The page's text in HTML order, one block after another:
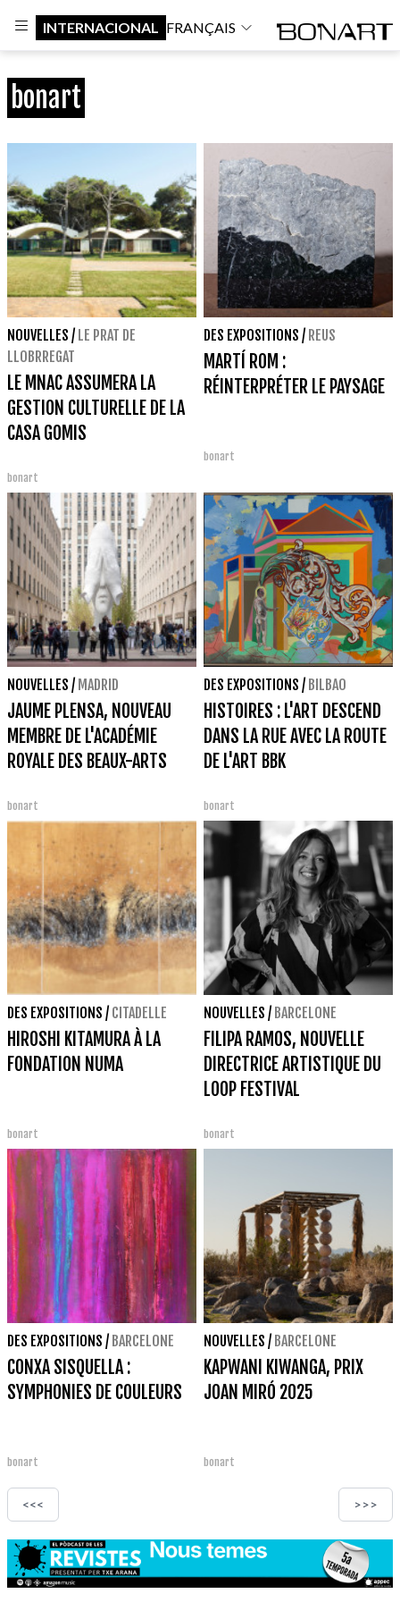
INTERNACIONAL FRANÇAIS
bonart
NOUVELLES / LE PRAT DE
LLOBRREGAT
LE MNAC ASSUMERA LA
GESTION CULTURELLE DE LA
CASA GOMIS
bonart
DES EXPOSITIONS / REUS
MARTÍ ROM :
RÉINTERPRÉTER LE PAYSAGE
bonart
NOUVELLES / MADRID
JAUME PLENSA, NOUVEAU
MEMBRE DE L'ACADÉMIE
ROYALE DES BEAUX-ARTS
bonart
DES EXPOSITIONS / BILBAO
HISTOIRES : L'ART DESCEND
DANS LA RUE AVEC LA ROUTE
DE L'ART BBK
bonart
DES EXPOSITIONS / CITADELLE
HIROSHI KITAMURA À LA
FONDATION NUMA
bonart
NOUVELLES / BARCELONE
FILIPA RAMOS, NOUVELLE
DIRECTRICE ARTISTIQUE DU
LOOP FESTIVAL
bonart
DES EXPOSITIONS / BARCELONE
CONXA SISQUELLA :
SYMPHONIES DE COULEURS
bonart
NOUVELLES / BARCELONE
KAPWANI KIWANGA, PRIX
JOAN MIRÓ 2025
bonart
<<< >>>